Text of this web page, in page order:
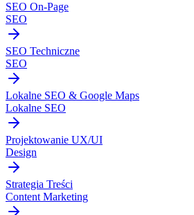
SEO On-Page
SEO
SEO Techniczne
SEO
Lokalne SEO & Google Maps
Lokalne SEO
Projektowanie UX/UI
Design
Strategia Treści
Content Marketing